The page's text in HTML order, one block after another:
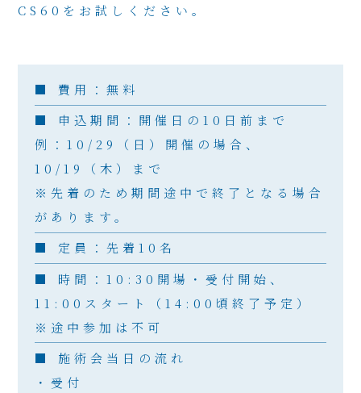
CS60をお試しください。
■ 費用：無料
■ 申込期間：開催日の10日前まで
例：10/29（日）開催の場合、
10/19（木）まで
※先着のため期間途中で終了となる場合
があります。
■ 定員：先着10名
■ 時間：10:30開場・受付開始、
11:00スタート（14:00頃終了予定）
※途中参加は不可
■ 施術会当日の流れ
・受付